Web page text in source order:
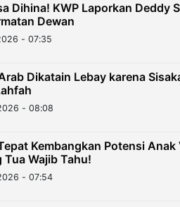
Dihina! KWP Laporkan Deddy
Dewan
- 07:35
Dikatain Lebay karena
- 08:08
Kembangkan Potensi
Tua Wajib Tahu!
- 07:54